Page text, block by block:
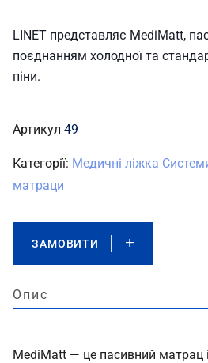
LINET представляє MediMatt,
поєднанням холодної та
піни.
Артикул 49
Категорії: Медичні ліжка
матраци
ЗАМОВИТИ
Опис
MediMatt — це пасивний матрац